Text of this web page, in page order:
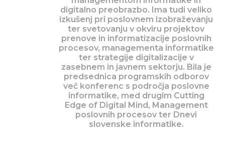
digitalno preobrazbo. Ima tudi veliko
izkušenj pri poslovnem izobraževanju
ter svetovanju v okviru projektov
prenove in informatizacije poslovnih
procesov, managementa informatike
ter strategije digitalizacije v
zasebnem in javnem sektorju. Bila je
predsednica programskih odborov
več konferenc s področja poslovne
informatike, med drugim Cutting
Edge of Digital Mind, Management
poslovnih procesov ter Dnevi
slovenske informatike.